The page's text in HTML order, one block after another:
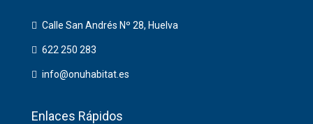
Calle San Andrés Nº 28, Huelva
622 250 283
info@onuhabitat.es
Enlaces Rápidos